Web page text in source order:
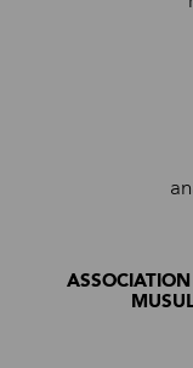
ASSOCIATION